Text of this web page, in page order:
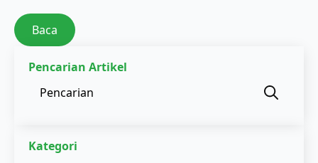
Baca
Pencarian Artikel
Kategori